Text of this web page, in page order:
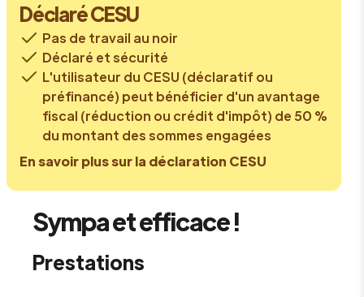
Déclaré CESU
Pas de travail au noir
Déclaré et sécurité
L'utilisateur du CESU (déclaratif ou
préfinancé) peut bénéficier d'un avantage
fiscal (réduction ou crédit d'impôt) de 50 %
du montant des sommes engagées
En savoir plus sur la déclaration CESU
Sympa et efficace !
Prestations